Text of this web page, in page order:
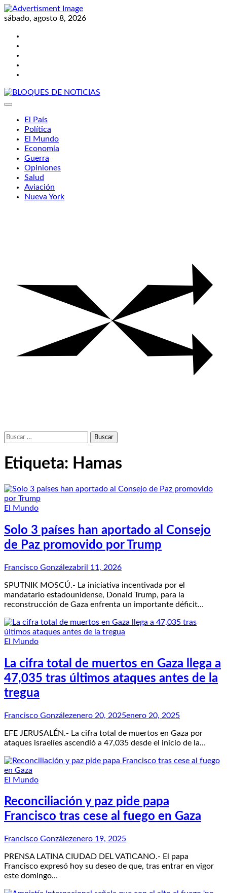
Skip
to
sábado, agosto 8, 2026
El País
Política
El Mundo
Economía
Guerra
Opiniones
Salud
Aviación
Nueva York
Buscar:
Etiqueta: Hamas
El Mundo
Solo 3 países han aportado al Consejo
de Paz promovido por Trump
Francisco Gonzálezabril 11, 2026
SPUTNIK MOSCÚ.- La iniciativa incentivada por el
mandatario estadounidense, Donald Trump, para la
reconstrucción de Gaza enfrenta un importante déficit…
El Mundo
La cifra total de muertos en Gaza llega a
47,035 tras últimos ataques antes de la
tregua
Francisco Gonzálezenero 20, 2025enero 20, 2025
EFE JERUSALÉN.- La cifra total de muertos en Gaza por
ataques israelíes ascendió a 47,035 desde el inicio de la…
El Mundo
Reconciliación y paz pide papa
Francisco tras cese al fuego en Gaza
Francisco Gonzálezenero 19, 2025
PRENSA LATINA CIUDAD DEL VATICANO.- El papa
Francisco expresó hoy su deseo de que, tras entrar en vigor
este domingo…